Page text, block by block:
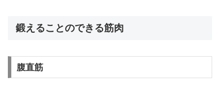
鍛えることのできる筋肉
腹直筋